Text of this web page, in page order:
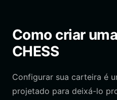
Como criar
CHESS
Configurar sua carteira é
projetado para deixá-lo